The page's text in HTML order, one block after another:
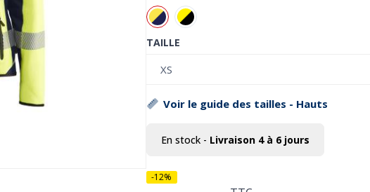
TAILLE
Voir le guide des tailles - Hauts
En stock- Livraison 4 à 6 jours
-12%